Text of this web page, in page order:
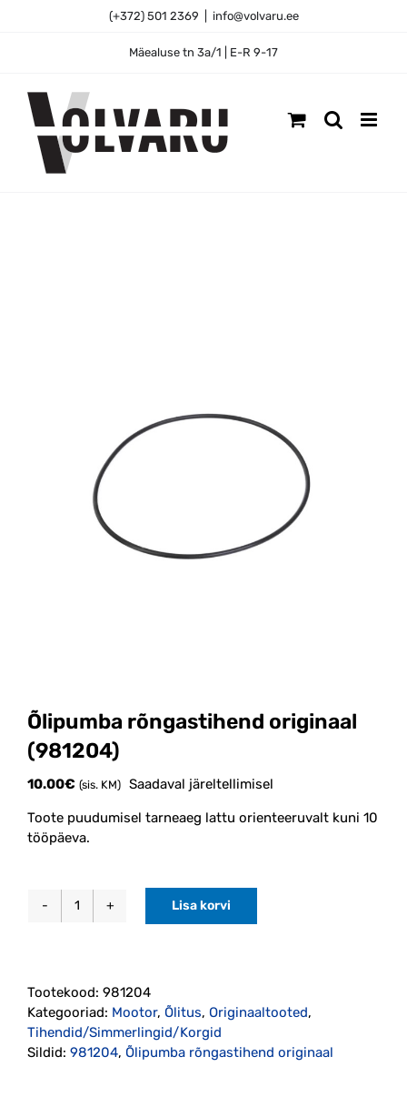
(+372) 501 2369 info@volvaru.ee
Mäealuse tn 3a/1 | E-R 9-17
Õlipumba rõngastihend originaal
(981204)
10.00€ (sis. KM) Saadaval järeltellimisel
Toote puudumisel tarneaeg lattu orienteeruvalt kuni 10
tööpäeva.
Õlipumba
kogus
Lisa korvi
Tootekood: 981204
Kategooriad: Mootor, Õlitus, Originaaltooted,
Tihendid/Simmerlingid/Korgid
Sildid: 981204, Õlipumba rõngastihend originaal